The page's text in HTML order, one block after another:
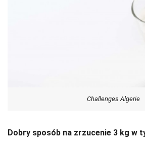
Challenges Algerie
Dobry sposób na zrzucenie 3 kg w